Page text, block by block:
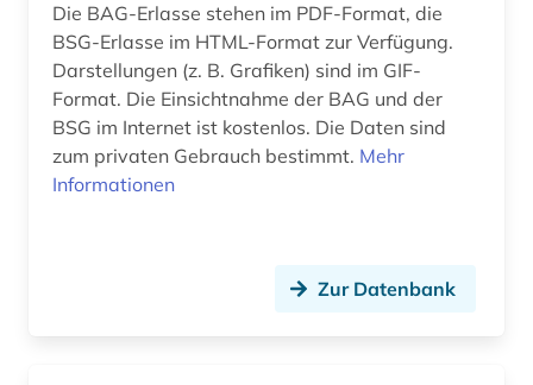
Die BAG-Erlasse stehen im PDF-Format, die
BSG-Erlasse im HTML-Format zur Verfügung.
Darstellungen (z. B. Grafiken) sind im GIF-
Format. Die Einsichtnahme der BAG und der
BSG im Internet ist kostenlos. Die Daten sind
zum privaten Gebrauch bestimmt. Mehr
Informationen
Zur Datenbank